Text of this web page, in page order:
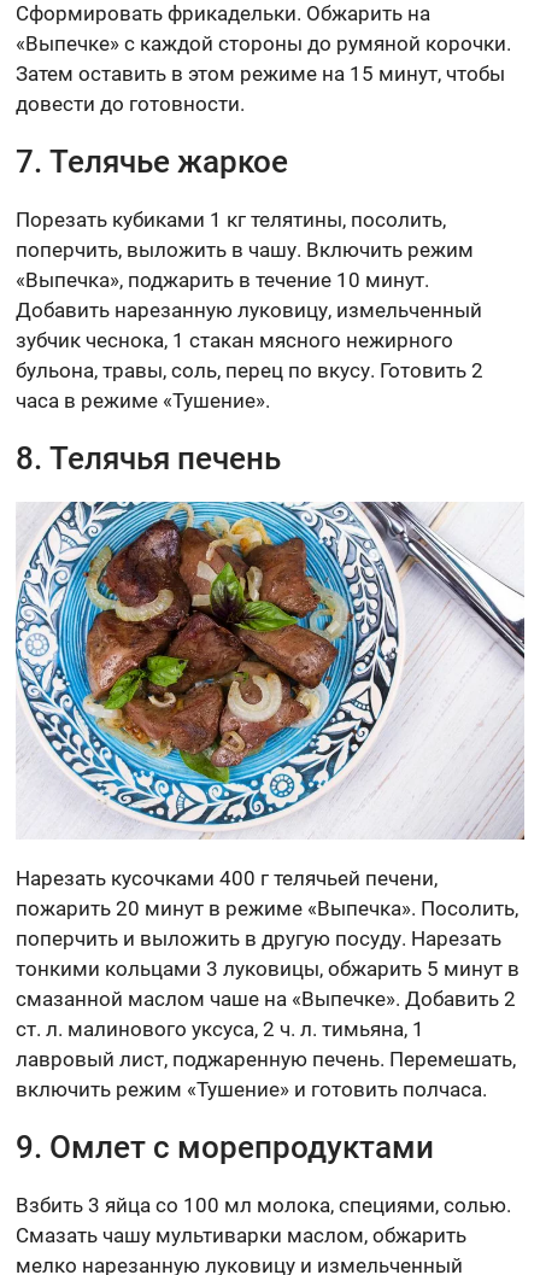
Сформировать фрикадельки. Обжарить на
«Выпечке» с каждой стороны до румяной корочки.
Затем оставить в этом режиме на 15 минут, чтобы
довести до готовности.
7. Телячье жаркое
Порезать кубиками 1 кг телятины, посолить,
поперчить, выложить в чашу. Включить режим
«Выпечка», поджарить в течение 10 минут.
Добавить нарезанную луковицу, измельченный
зубчик чеснока, 1 стакан мясного нежирного
бульона, травы, соль, перец по вкусу. Готовить 2
часа в режиме «Тушение».
8. Телячья печень
Нарезать кусочками 400 г телячьей печени,
пожарить 20 минут в режиме «Выпечка». Посолить,
поперчить и выложить в другую посуду. Нарезать
тонкими кольцами 3 луковицы, обжарить 5 минут в
смазанной маслом чаше на «Выпечке». Добавить 2
ст. л. малинового уксуса, 2 ч. л. тимьяна, 1
лавровый лист, поджаренную печень. Перемешать,
включить режим «Тушение» и готовить полчаса.
9. Омлет с морепродуктами
Взбить 3 яйца со 100 мл молока, специями, солью.
Смазать чашу мультиварки маслом, обжарить
мелко нарезанную луковицу и измельченный